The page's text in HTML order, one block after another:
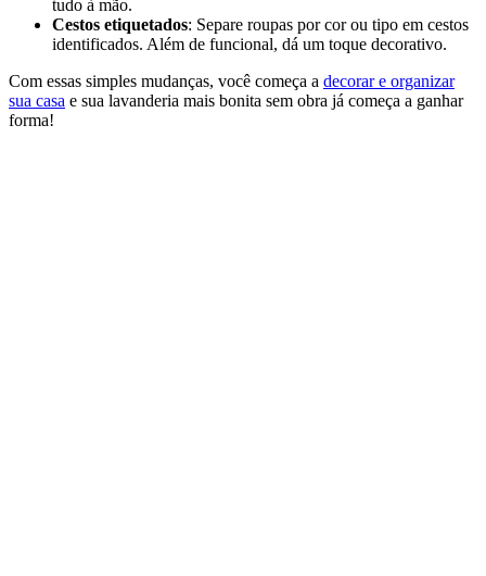
tudo à mão.
Cestos etiquetados: Separe roupas por cor ou tipo em cestos
identificados. Além de funcional, dá um toque decorativo.
Com essas simples mudanças, você começa a decorar e organizar
sua casa e sua lavanderia mais bonita sem obra já começa a ganhar
forma!